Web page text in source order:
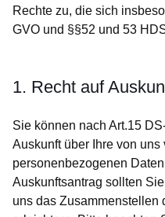
Rechte zu, die sich
GVO und §§52 und 53
1. Recht auf
Sie können nach Art.15
Auskunft über Ihre von uns
personenbezogenen
Auskunftsantrag sollten
uns das Zusammenstellen